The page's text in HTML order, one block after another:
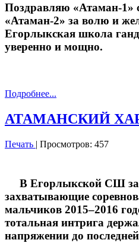
Поздравляю «Атаман-1»
«Атаман-2» за волю и
Егорлыкская школа
уверенно и мощно.
Подробнее...
АТАМАНСКИЙ
Печать | Просмотров: 457
В Егорлыкской СШ
захватывающие
мальчиков 2015–2016
тотальная интрига
напряжении до